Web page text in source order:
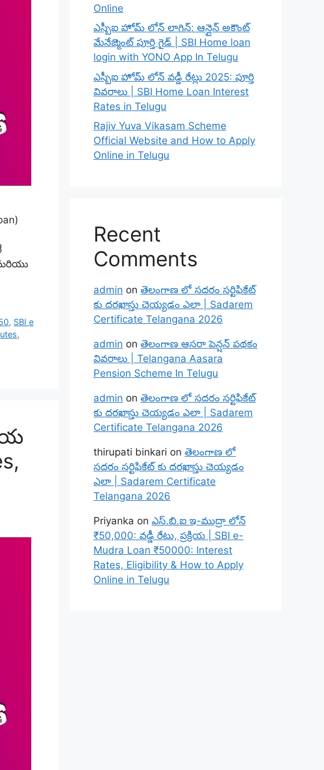
మరియు
, SBI e
,
Online
ఎస్బీఐ హోమ్ లోన్ లాగిన్: ఆన్లైన్ అకౌంట్
మేనేజ్మెంట్ పూర్తి గైడ్ | SBI Home loan
login with YONO App In Telugu
ఎస్బీఐ హోమ్ లోన్ వడ్డీ రేట్లు 2025: పూర్తి
వివరాలు | SBI Home Loan Interest
Rates in Telugu
Rajiv Yuva Vikasam Scheme
Official Website and How to Apply
Online in Telugu
Recent
Comments
admin on తెలంగాణ లో సదరం సర్టిఫికేట్
కు దరఖాస్తు చెయ్యడం ఎలా | Sadarem
Certificate Telangana 2026
admin on తెలంగాణ ఆసరా పెన్షన్ పథకం
వివరాలు | Telangana Aasara
Pension Scheme In Telugu
admin on తెలంగాణ లో సదరం సర్టిఫికేట్
కు దరఖాస్తు చెయ్యడం ఎలా | Sadarem
Certificate Telangana 2026
thirupati binkari on తెలంగాణ లో
సదరం సర్టిఫికేట్ కు దరఖాస్తు చెయ్యడం
ఎలా | Sadarem Certificate
Telangana 2026
Priyanka on ఎస్.బి.ఐ ఇ-ముద్రా లోన్
₹50,000: వడ్డీ రేటు, ప్రక్రియ | SBI e-
Mudra Loan ₹50000: Interest
Rates, Eligibility & How to Apply
Online in Telugu